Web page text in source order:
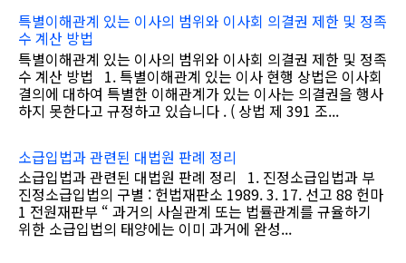
특별이해관계 있는 이사의 범위와 이사회 의결권 제한 및 정족
수 계산 방법
특별이해관계 있는 이사의 범위와 이사회 의결권 제한 및 정족
수 계산 방법 1. 특별이해관계 있는 이사 현행 상법은 이사회
결의에 대하여 특별한 이해관계가 있는 이사는 의결권을 행사
하지 못한다고 규정하고 있습니다 . ( 상법 제 391 조...
소급입법과 관련된 대법원 판례 정리
소급입법과 관련된 대법원 판례 정리 1. 진정소급입법과 부
진정소급입법의 구별 : 헌법재판소 1989. 3. 17. 선고 88 헌마
1 전원재판부 “ 과거의 사실관계 또는 법률관계를 규율하기
위한 소급입법의 태양에는 이미 과거에 완성...